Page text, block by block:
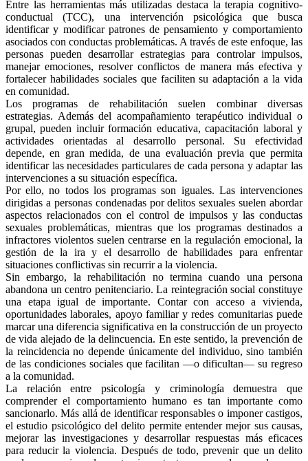
Entre las herramientas más utilizadas destaca la terapia cognitivo-
conductual (TCC), una intervención psicológica que busca
identificar y modificar patrones de pensamiento y comportamiento
asociados con conductas problemáticas. A través de este enfoque, las
personas pueden desarrollar estrategias para controlar impulsos,
manejar emociones, resolver conflictos de manera más efectiva y
fortalecer habilidades sociales que faciliten su adaptación a la vida
en comunidad.
Los programas de rehabilitación suelen combinar diversas
estrategias. Además del acompañamiento terapéutico individual o
grupal, pueden incluir formación educativa, capacitación laboral y
actividades orientadas al desarrollo personal. Su efectividad
depende, en gran medida, de una evaluación previa que permita
identificar las necesidades particulares de cada persona y adaptar las
intervenciones a su situación específica.
Por ello, no todos los programas son iguales. Las intervenciones
dirigidas a personas condenadas por delitos sexuales suelen abordar
aspectos relacionados con el control de impulsos y las conductas
sexuales problemáticas, mientras que los programas destinados a
infractores violentos suelen centrarse en la regulación emocional, la
gestión de la ira y el desarrollo de habilidades para enfrentar
situaciones conflictivas sin recurrir a la violencia.
Sin embargo, la rehabilitación no termina cuando una persona
abandona un centro penitenciario. La reintegración social constituye
una etapa igual de importante. Contar con acceso a vivienda,
oportunidades laborales, apoyo familiar y redes comunitarias puede
marcar una diferencia significativa en la construcción de un proyecto
de vida alejado de la delincuencia. En este sentido, la prevención de
la reincidencia no depende únicamente del individuo, sino también
de las condiciones sociales que facilitan —o dificultan— su regreso
a la comunidad.
La relación entre psicología y criminología demuestra que
comprender el comportamiento humano es tan importante como
sancionarlo. Más allá de identificar responsables o imponer castigos,
el estudio psicológico del delito permite entender mejor sus causas,
mejorar las investigaciones y desarrollar respuestas más eficaces
para reducir la violencia. Después de todo, prevenir que un delito